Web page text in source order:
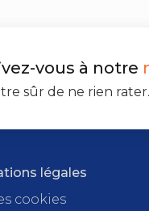
légales
cookies
vous à notre
sûr de ne rien rater.